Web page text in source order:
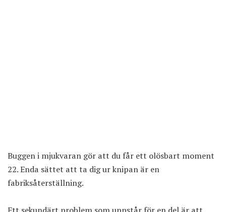
Buggen i mjukvaran gör att du får ett olösbart moment
22. Enda sättet att ta dig ur knipan är en
fabriksåterställning.